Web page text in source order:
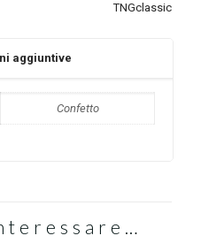
TNGclassic
aggiuntive
Confetto